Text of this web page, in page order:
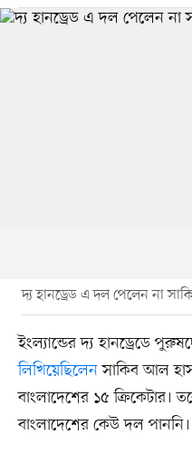
দ্য হানড্রেড এ দল পেলেন না
ইংল্যান্ডের দ্য হানড্রেডে
লিখিয়েছিলেনসাকিব আল
বাংলাদেশের ১৫ ক্রিকেটার।
বাংলাদেশের কেউ দল পাননি।